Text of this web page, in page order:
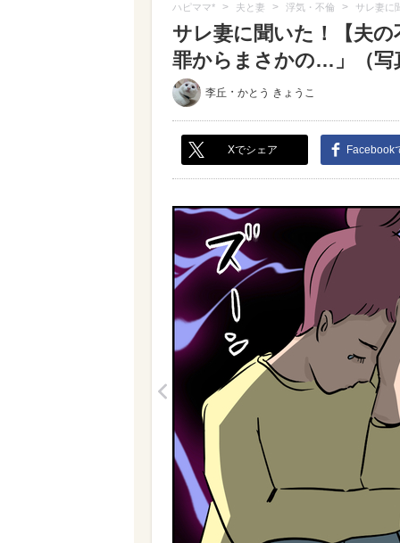
ハピママ* > 夫と妻 > 浮気・不倫 > サレ妻に
サレ妻に聞いた！【夫
罪からまさかの…」（写
李丘 ・ かとう きょうこ
Xでシェア Facebook